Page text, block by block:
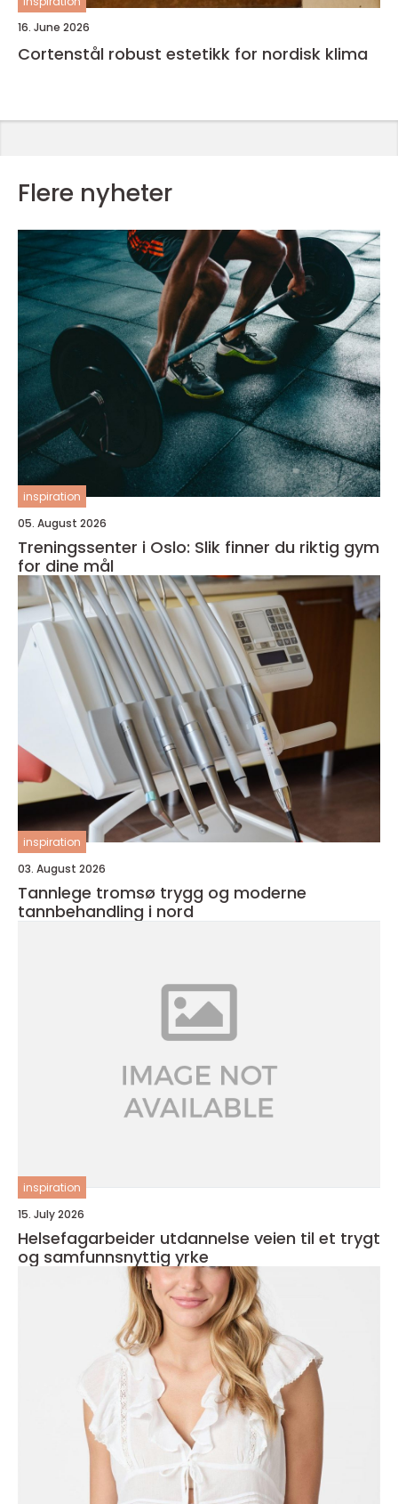
16. June 2026
Cortenstål robust estetikk for nordisk klima
Flere nyheter
inspiration
05. August 2026
Treningssenter i Oslo: Slik finner du riktig gym
for dine mål
inspiration
03. August 2026
Tannlege tromsø trygg og moderne
tannbehandling i nord
inspiration
15. July 2026
Helsefagarbeider utdannelse veien til et trygt
og samfunnsnyttig yrke